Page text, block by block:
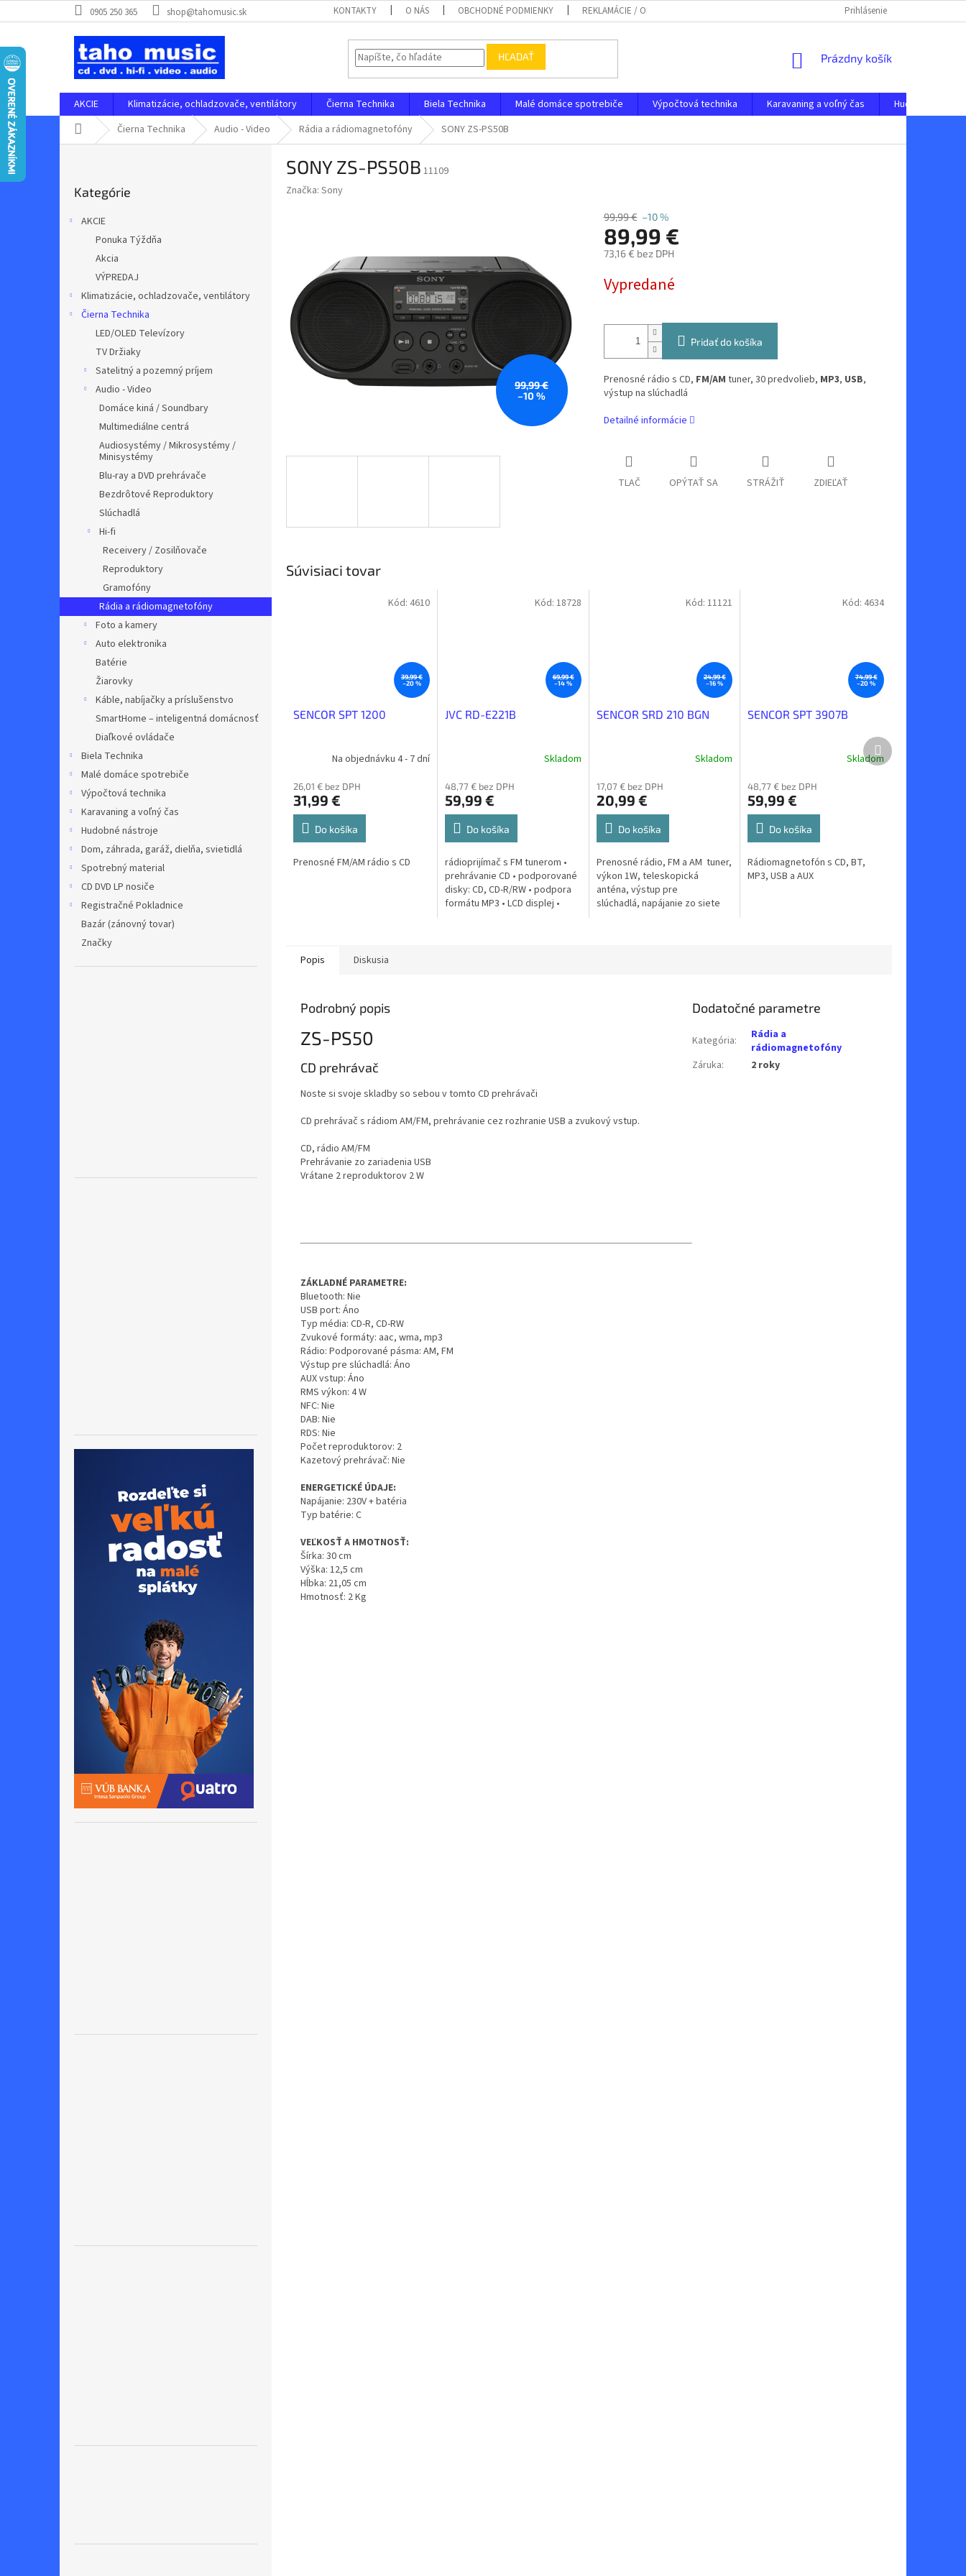
na
0905 250 365 shop@tahomusic.sk KONTAKTY O NÁS OBCHODNÉ PODMIENKY REKLAMÁCIE / ODSTÚPENIE OD ZMLUVY OCHRANA OSOBNÝCH ÚDAJOV
Prihlásenie
HĽADAŤ
NÁKUPNÝ
Prázdny košík
AKCIE Klimatizácie, ochladzovače, ventilátory Čierna Technika Biela Technika Malé domáce spotrebiče Výpočtová technika Karavaning a voľný čas
Hudobné
Domov Čierna Technika Audio - Video Rádia a rádiomagnetofóny SONY ZS-PS50B
kategórie
Kategórie
AKCIE
Ponuka Týždňa
Akcia
VÝPREDAJ
Klimatizácie, ochladzovače, ventilátory
Čierna Technika
LED/OLED Televízory
TV Držiaky
Satelitný a pozemný príjem
Audio - Video
Domáce kiná / Soundbary
Multimediálne centrá
Audiosystémy / Mikrosystémy /
Minisystémy
Blu-ray a DVD prehrávače
Bezdrôtové Reproduktory
Slúchadlá
Hi-fi
Receivery / Zosilňovače
Reproduktory
Gramofóny
Rádia a rádiomagnetofóny
Foto a kamery
Auto elektronika
Batérie
Žiarovky
Káble, nabíjačky a príslušenstvo
SmartHome – inteligentná domácnosť
Diaľkové ovládače
Biela Technika
Malé domáce spotrebiče
Výpočtová technika
Karavaning a voľný čas
Hudobné nástroje
Dom, záhrada, garáž, dielňa, svietidlá
Spotrebný material
CD DVD LP nosiče
Registračné Pokladnice
Bazár (zánovný tovar)
Značky
SONY ZS-PS50B 11109
Značka: Sony
99,99 €
–10 %
99,99 € –10 %
89,99 €
73,16 € bez DPH
cena:
Vypredané
Pridať do košíka
Prenosné rádio s CD, FM/AM tuner, 30 predvolieb, MP3, USB,
výstup na slúchadlá
Detailné informácie
TLAČ OPÝTAŤ SA STRÁŽIŤ ZDIEĽAŤ
Súvisiaci tovar
39,99 €
–20 %
SENCOR SPT 1200
Na objednávku 4 - 7 dní
26,01 € bez DPH
31,99 €
Do košíka
Prenosné FM/AM rádio s CD
Kód: 4610
69,99 €
–14 %
JVC RD-E221B
Skladom
48,77 € bez DPH
59,99 €
Do košíka
rádioprijímač s FM tunerom •
prehrávanie CD • podporované
disky: CD, CD-R/RW • podpora
formátu MP3 • LCD displej •
Kód: 18728
24,99 €
–16 %
SENCOR SRD 210 BGN
Skladom
17,07 € bez DPH
20,99 €
Do košíka
Prenosné rádio, FM a AM tuner,
výkon 1W, teleskopická
anténa, výstup pre
slúchadlá, napájanie zo siete
Kód:11121
74,99 €
–20 %
SENCOR SPT 3907B
Skladom
48,77 € bez DPH
59,99 €
Do košíka
Rádiomagnetofón s CD, BT,
MP3, USB a AUX
Kód: 4634
Ďalší
produkt
Popis Diskusia
Podrobný popis
ZS-PS50
CD prehrávač
Noste si svoje skladby so sebou v tomto CD prehrávači
CD prehrávač s rádiom AM/FM, prehrávanie cez rozhranie USB a zvukový vstup.
CD, rádio AM/FM
Prehrávanie zo zariadenia USB
Vrátane 2 reproduktorov 2 W
ZÁKLADNÉ PARAMETRE:
Bluetooth: Nie
USB port: Áno
Typ média: CD-R, CD-RW
Zvukové formáty: aac, wma, mp3
Rádio: Podporované pásma: AM, FM
Výstup pre slúchadlá: Áno
AUX vstup: Áno
RMS výkon: 4 W
NFC: Nie
DAB: Nie
RDS: Nie
Počet reproduktorov: 2
Kazetový prehrávač: Nie
ENERGETICKÉ ÚDAJE:
Napájanie: 230V + batéria
Typ batérie: C
VEĽKOSŤ A HMOTNOSŤ:
Šírka: 30 cm
Výška: 12,5 cm
Hĺbka: 21,05 cm
Hmotnosť: 2 Kg
Dodatočné parametre
Kategória:
Rádia a
rádiomagnetofóny
Záruka: 2 roky